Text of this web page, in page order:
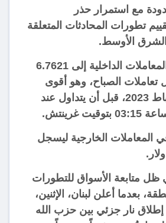
مع استمرار حذر
تطورات المحادثات المتعلقة
الأوسط.
وصعد اليوان في المعاملات الداخلية إلى 6.7621
تعاملات الصباح، وهو أقوى
مستوى له منذ شباط 2023، قبل أن يتداول عند
المعاملات الخارجية ليسجل
ظل متابعة الأسواق للتطورات
بعدما أعلن لبنان، الإثنين،
نار جزئي بين حزب الله